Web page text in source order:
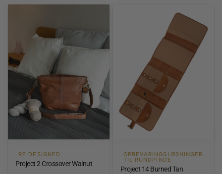
RE:DESIGNED
Project 2 Crossover Walnut
OPBEVARINGSLØSNINGER
TIL RUNDPINDE
Project 14 Burned Tan